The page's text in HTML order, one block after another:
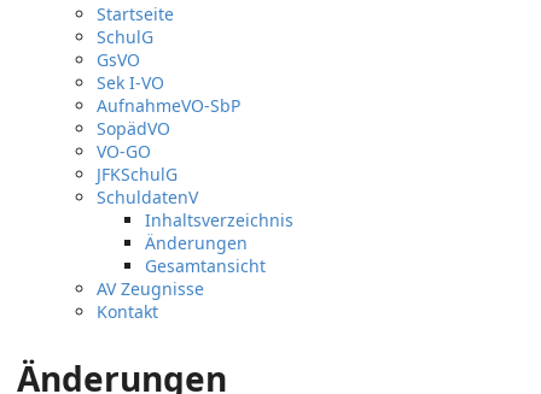
Startseite
SchulG
GsVO
Sek I-VO
AufnahmeVO-SbP
SopädVO
VO-GO
JFKSchulG
SchuldatenV
Inhaltsverzeichnis
Änderungen
Gesamtansicht
AV Zeugnisse
Kontakt
Änderungen